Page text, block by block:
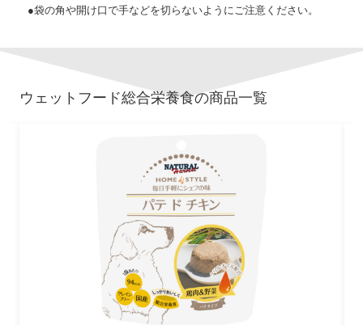
●袋の角や開け口で手などを切らないようにご注意ください。
ウェットフード総合栄養食の商品一覧